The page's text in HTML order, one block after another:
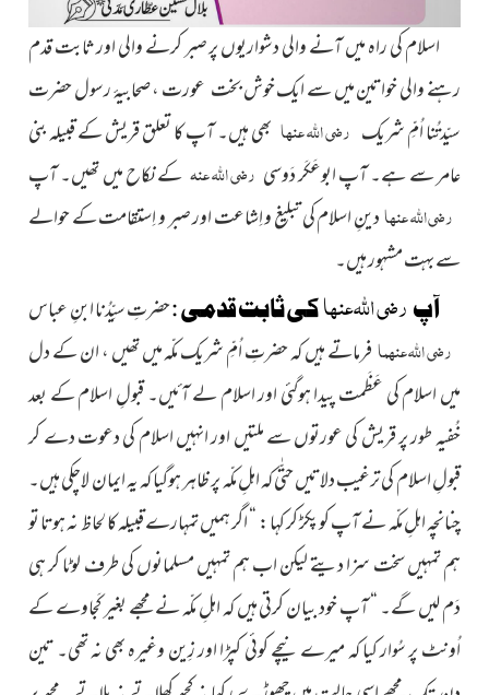
اسلام کی راہ میں آنے والی دشواریوں پر صبر کرنے والی اور ثابت قدم
رہنے والی خواتین میں سے ایک خوش بخت عورت ، صحابیۂ رسول حضرت
سیّدتُنا اُمِّ شریک رضی اللہ عنہا بھی ہیں۔ آپ کا تعلق قریش کے قبیلہ بنی
عامر سے ہے۔ آپ ابوعَکَر دَوسی رضی اللہ عنہ کے نکاح میں تھیں۔ آپ
رضی اللہ عنہادینِ اسلام کی تبلیغ و اِشاعت اور صبر و اِستقامت کے حوالے
سے بہت مشہور ہیں۔
آپ رضی اللہ عنہاکی ثابت قدمی :حضرتِ سیِّدُنا ابنِ عباس
رضی اللہ عنہمافرماتے ہیں کہ حضرتِ اُمِّ شریک مکّہ میں تھیں ، ان کے دل
میں اسلام کی عَظَمت پیدا ہوگئی اور اسلام لے آئیں۔ قبولِ اسلام کے بعد
خُفیہ طور پر قریش کی عورتوں سے ملتیں اور انہیں اسلام کی دعوت دے کر
قبولِ اسلام کی ترغیب دلاتیں حتّٰی کہ اہلِ مکّہ پر ظاہر ہوگیا کہ یہ ایمان لاچکی ہیں۔
چنانچہ اہلِ مکّہ نے آپ کو پکڑ کر کہا : “ اگر ہمیں تمہارے قبیلہ کا لحاظ نہ ہوتا تو
ہم تمہیں سخت سزا دیتے لیکن اب ہم تمہیں مسلمانوں کی طرف لوٹا کر ہی
دَم لیں گے۔ “ آپ خود بیان کرتی ہیں کہ اہلِ مکّہ نے مجھے بغیر کَجاوے کے
اُونٹ پر سُوار کیا کہ میرے نیچے کوئی کپڑا اور زِین وغیرہ بھی نہ تھی۔ تین